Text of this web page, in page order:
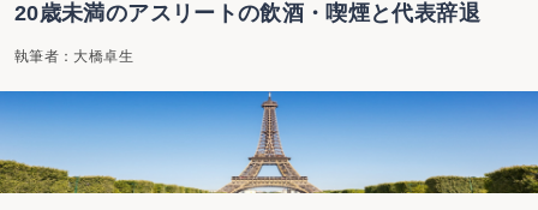
20歳未満のアスリートの飲酒・喫煙と代表辞退
執筆者：大橋卓生